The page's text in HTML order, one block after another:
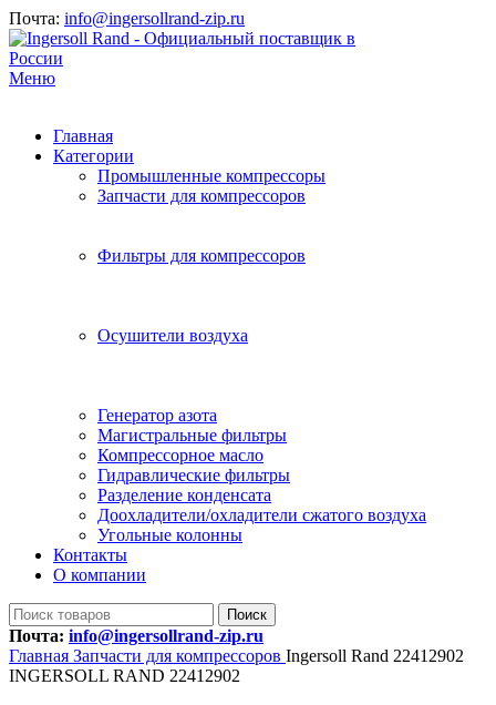
Почта: info@ingersollrand-zip.ru
Меню
Главная
Категории
Промышленные компрессоры
Запчасти для компрессоров
Фильтры для компрессоров
Осушители воздуха
Генератор азота
Магистральные фильтры
Компрессорное масло
Гидравлические фильтры
Разделение конденсата
Доохладители/охладители сжатого воздуха
Угольные колонны
Контакты
О компании
Поиск
Почта: info@ingersollrand-zip.ru
Главная Запчасти для компрессоров Ingersoll Rand 22412902
INGERSOLL RAND 22412902